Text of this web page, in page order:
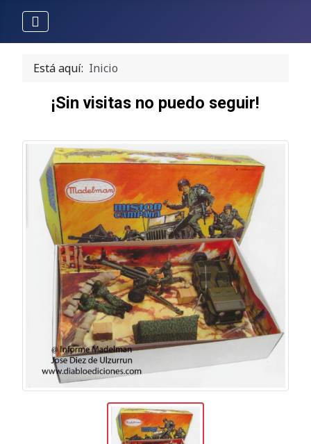
Está aquí: Inicio
¡Sin visitas no puedo seguir!